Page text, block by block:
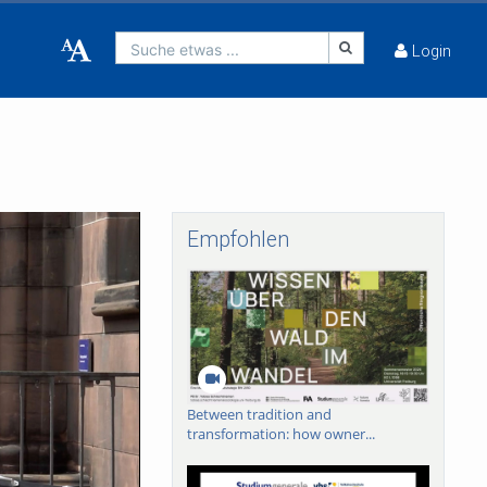
Suche etwas ... Login
Empfohlen
Between tradition and
transformation: how owner...